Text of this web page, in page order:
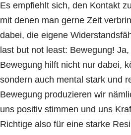
Es empfiehlt sich, den Kontakt
mit denen man gerne Zeit
dabei, die eigene
last but not least: Bewegung!
Bewegung hilft nicht nur dabei,
sondern auch mental stark und
Bewegung produzieren wir
uns positiv stimmen und uns
Richtige also für eine starke